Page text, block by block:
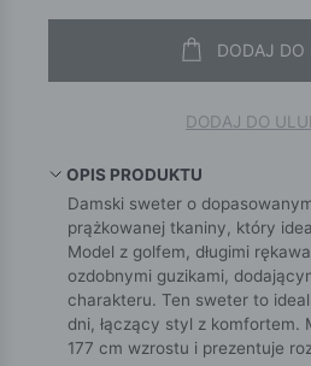
DODAJ DO
DODAJ DO
OPIS PRODUKTU
Damski sweter o
prążkowanej tkaniny, który
Model z golfem, długimi
ozdobnymi guzikami,
charakteru. Ten sweter to
dni, łączący styl z komfortem.
177 cm wzrostu i prezentuje